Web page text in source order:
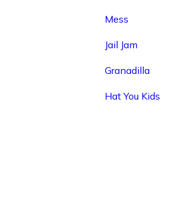
Mess
Jail Jam
Granadilla
Hat You Kids